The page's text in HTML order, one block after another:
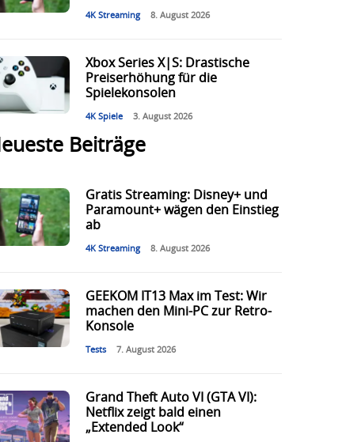
4K Streaming 8. August 2026
Xbox Series X|S: Drastische
Preiserhöhung für die
Spielekonsolen
4K Spiele 3. August 2026
Beiträge
Gratis Streaming: Disney+ und
Paramount+ wägen den Einstieg
ab
4K Streaming 8. August 2026
GEEKOM IT13 Max im Test: Wir
machen den Mini-PC zur Retro-
Konsole
Tests 7. August 2026
Grand Theft Auto VI (GTA VI):
Netflix zeigt bald einen
„Extended Look“